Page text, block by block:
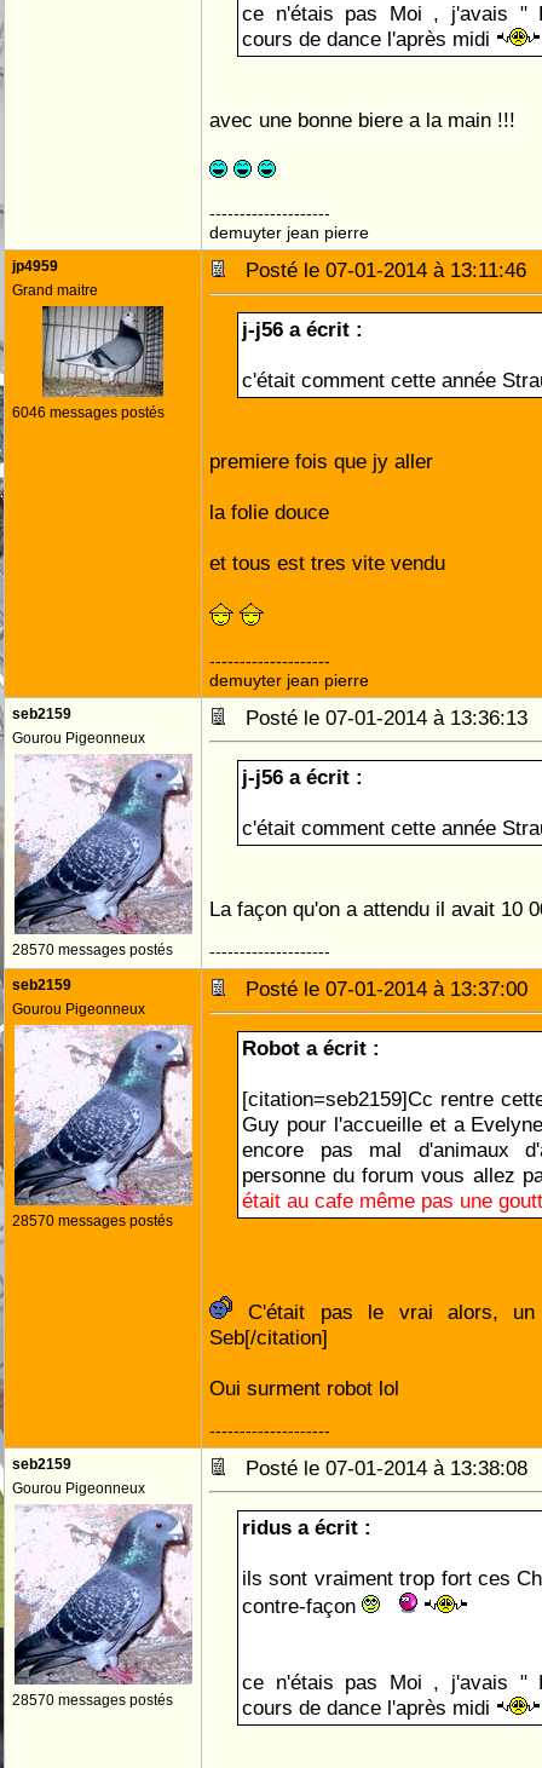
ce n'étais pas Moi , j'avais "
cours de dance l'après midi
avec une bonne biere a la main !!!
--------------------
demuyter jean pierre
jp4959
Grand maitre
6046 messages postés
Posté le 07-01-2014 à
j-j56 a écrit :
c'était comment cette année
premiere fois que jy aller
la folie douce
et tous est tres vite vendu
--------------------
demuyter jean pierre
seb2159
Gourou Pigeonneux
28570 messages postés
Posté le 07-01-2014 à
j-j56 a écrit :
c'était comment cette année
La façon qu'on a attendu il avait 10
--------------------
seb2159
Gourou Pigeonneux
28570 messages postés
Posté le 07-01-2014 à
Robot a écrit :
[citation=seb2159]Cc rentre
Guy pour l'accueille et a
encore pas mal d'animaux
personne du forum vous allez
était au cafe même pas une
C'était pas le vrai alors,
Seb[/citation]
Oui surment robot lol
--------------------
seb2159
Gourou Pigeonneux
28570 messages postés
Posté le 07-01-2014 à
ridus a écrit :
ils sont vraiment trop fort ces
contre-façon
ce n'étais pas Moi , j'avais "
cours de dance l'après midi